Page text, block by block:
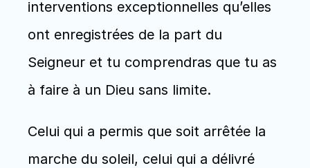
interventions exceptionnelles qu’elles
ont enregistrées de la part du
Seigneur et tu comprendras que tu as
à faire à un Dieu sans limite.
Celui qui a permis que soit arrêtée la
marche du soleil, celui qui a délivré